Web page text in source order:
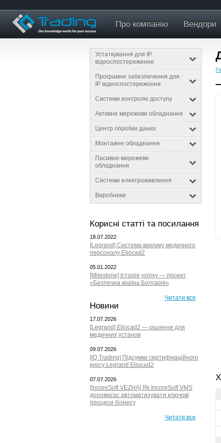
Про компанію Вендори
Устаткування для IP
відеоспостереження
Програмне забезпечення для
IP відеоспостереження
Системи контролю доступу
Активне мережеве обладнання
Центр обробки даних
Монтажне обладнання
Пасивне мережеве
обладнання
Системи електроживлення
Виробники
Корисні статті та посилання
18.07.2022
[Legrand] Система виклику медичного
персоналу Eliocad2
05.01.2022
[Milestone] Історія успіху — проект
«Безпечна країна Болгарія»
Читати все
Новини
17.07.2026
[Legrand] Eliocad2 — рішення для
медичних установ
09.07.2026
[IQ Trading] Підсумки сертифікаційного
курсу Legrand Eliocad2
07.07.2026
[IncoreSoft VEZHA] Як IncoreSoft VMS
допомагає автоматизувати ключові
процеси бізнесу
Читати все